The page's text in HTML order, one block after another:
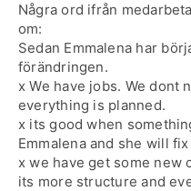
Några ord ifrån
om:
Sedan Emmalena har
förändringen.
x We have jobs. We dont
everything is planned.
x its good when
Emmalena and she will
x we have get some new
its more structure and